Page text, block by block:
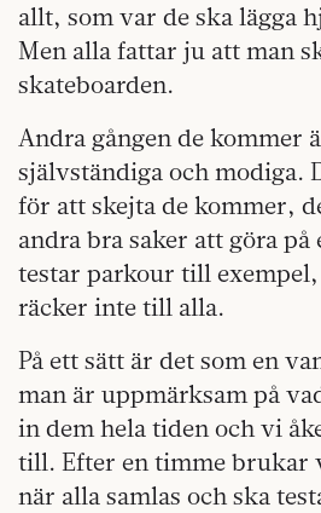
allt, som var de ska lägga
Men alla fattar ju att man
skateboarden.
Andra gången de kommer
självständiga och modiga.
för att skejta de kommer,
andra bra saker att göra på
testar parkour till
räcker inte till alla.
På ett sätt är det som en
man är uppmärksam på
in dem hela tiden och vi
till. Efter en timme brukar
när alla samlas och ska